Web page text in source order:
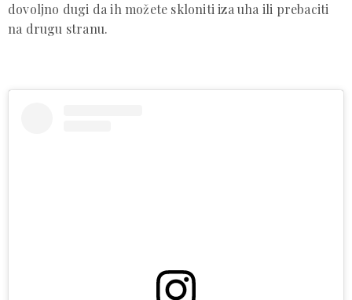
dovoljno dugi da ih možete skloniti iza uha ili prebaciti
na drugu stranu.